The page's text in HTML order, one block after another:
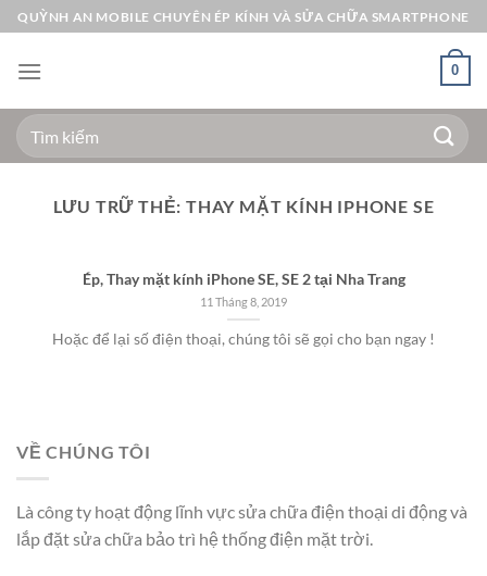
Bỏ
qua
nội
QUỲNH AN MOBILE CHUYÊN ÉP KÍNH VÀ SỬA CHỮA SMARTPHONE
0
Tìm
kiếm:
LƯU TRỮ THẺ: THAY MẶT KÍNH IPHONE SE
Ép, Thay mặt kính iPhone SE, SE 2 tại Nha Trang
11 Tháng 8, 2019
Hoặc để lại số điện thoại, chúng tôi sẽ gọi cho bạn ngay !
VỀ CHÚNG TÔI
Là công ty hoạt động lĩnh vực sửa chữa điện thoại di động và
lắp đặt sửa chữa bảo trì hệ thống điện mặt trời.